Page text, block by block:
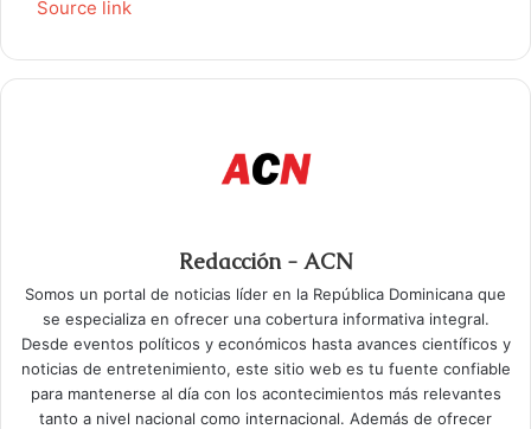
Source link
Redacción - ACN
Somos un portal de noticias líder en la República Dominicana que
se especializa en ofrecer una cobertura informativa integral.
Desde eventos políticos y económicos hasta avances científicos y
noticias de entretenimiento, este sitio web es tu fuente confiable
para mantenerse al día con los acontecimientos más relevantes
tanto a nivel nacional como internacional. Además de ofrecer